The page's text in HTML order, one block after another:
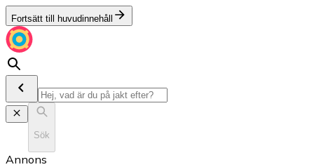
Fortsätt till huvudinnehåll
Sök
Annons